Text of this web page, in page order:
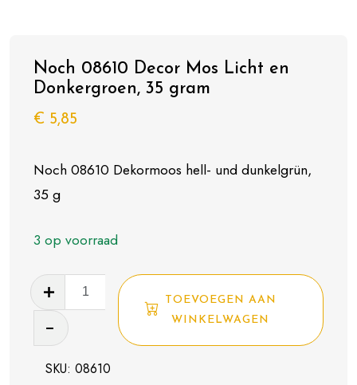
Noch 08610 Decor Mos Licht en
Donkergroen, 35 gram
€ 5,85
Noch 08610 Dekormoos hell- und dunkelgrün,
35 g
3 op voorraad
Noch
08610
Decor
Licht
TOEVOEGEN AAN
WINKELWAGEN
SKU: 08610